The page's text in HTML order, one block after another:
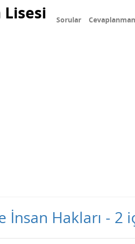
Sorular
İnsan Hakları - 2